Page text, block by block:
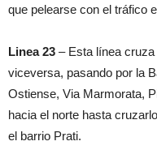
que pelearse con el tráfico
Linea 23 – Esta línea
viceversa, pasando por la
Ostiense, Via Marmorata,
hacia el norte hasta
el barrio Prati.